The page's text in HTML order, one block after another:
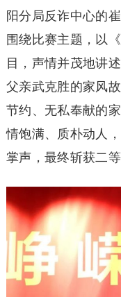
阳分局反诈中心的
围绕比赛主题，以
目，声情并茂地讲
父亲武克胜的家风
节约、无私奉献的
情饱满、质朴动人
掌声，最终斩获二等